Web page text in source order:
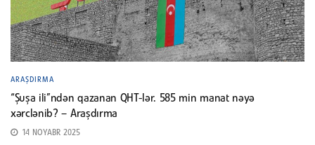
ARAŞDIRMA
“Şuşa ili”ndən qazanan QHT-lər. 585 min manat nəyə
xərclənib? – Araşdırma
14 NOYABR 2025